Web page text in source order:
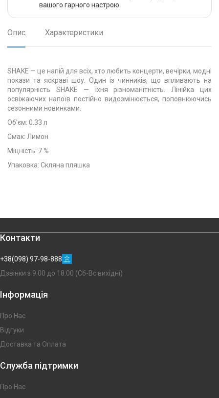
вашого гарного настрою.
Опис Характеристики
SHAKE — це напій для всіх, хто любить концерти, вечірки, модні
покази та яскраві шоу. Один із чинників, що впливають на
популярність SHAKE — їхня різноманітність. Лінійка цих
освіжаючих напоїв постійно видозмінюється, поповнюючись
сезонними новинками.
Об'єм: 0.33 л
Смак: Лимон
Міцність: 7 %
Упаковка: Скляна пляшка
Контакти
+38(098) 97-98-888
Дзвінки з 9:00 до 18:00 (Сб-Вс вихідні)
Інформація
Про Нас
Відгуки
Доставка та Оплата
Служба підтримки
Про Нас